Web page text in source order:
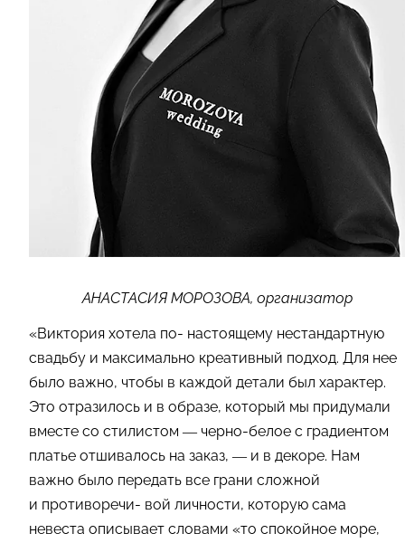
АНАСТАСИЯ МОРОЗОВА, организатор
«Виктория хотела по- настоящему нестандартную
свадьбу и максимально креативный подход. Для нее
было важно, чтобы в каждой детали был характер.
Это отразилось и в образе, который мы придумали
вместе со стилистом — черно-белое с градиентом
платье отшивалось на заказ, — и в декоре. Нам
важно было передать все грани сложной
и противоречи- вой личности, которую сама
невеста описывает словами «то спокойное море,